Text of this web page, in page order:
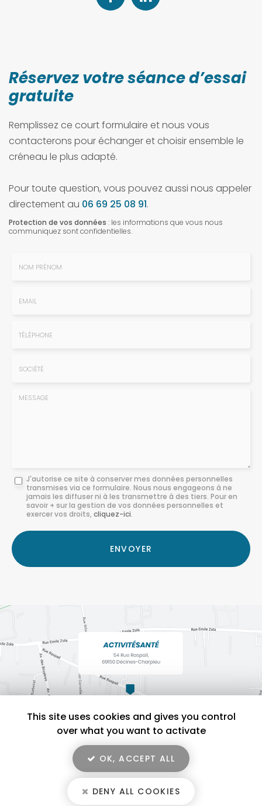
Réservez votre séance d’essai
gratuite
Remplissez ce court formulaire et nous vous
contacterons pour échanger et choisir ensemble le
créneau le plus adapté.
Pour toute question, vous pouvez aussi nous appeler
directement au 06 69 25 08 91.
Protection de vos données : les informations que vous nous
communiquez sont confidentielles.
Message
J'autorise ce site à conserver mes données personnelles
transmises via ce formulaire. Nous nous engageons à ne
jamais les diffuser ni à les transmettre à des tiers. Pour en
savoir + sur la gestion de vos données personnelles et
exercer vos droits, cliquez-ici.
Acceptation
RGPD
*
ENVOYER
En savoir +
ACTIVITÉSANTÉ, salle de sport pour activité physique adaptée à
Mentions légales -Plan du site-Liens utiles
This site uses cookies and gives you control
over what you want to activate
OK, ACCEPT ALL
DENY ALL COOKIES